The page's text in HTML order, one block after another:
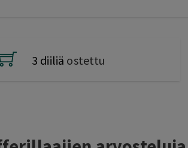
3 diiliä ostettu